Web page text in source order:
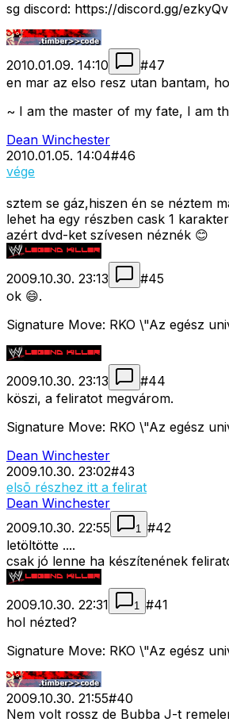
sg discord: https://discord.gg/
2010.01.09. 14:10 #47
en mar az elso resz utan bantam,
~ I am the master of my fate, I am
Dean Winchester
2010.01.05. 14:04#46
vége
sztem se gáz,hiszen én se néztem
lehet ha egy részben cask 1
azért dvd-ket szívesen néznék 😊
2009.10.30. 23:13 #45
ok 😄.
Signature Move: RKO \"Az egész
2009.10.30. 23:13 #44
köszi, a feliratot megvárom.
Signature Move: RKO \"Az egész
Dean Winchester
2009.10.30. 23:02#43
elsõ részhez itt a felirat
Dean Winchester
2009.10.30. 22:55
1 #42
letöltötte ....
csak jó lenne ha készítenének
2009.10.30. 22:31 1 #41
hol nézted?
Signature Move: RKO \"Az egész
2009.10.30. 21:55#40
Nem volt rossz de Bubba J-t